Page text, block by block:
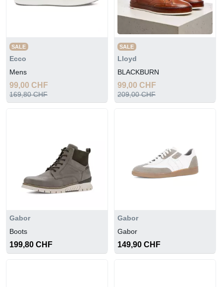
SALE
Ecco
Mens
99,00 CHF
169,80 CHF
SALE
Lloyd
BLACKBURN
99,00 CHF
209,00 CHF
Gabor
Boots
199,80 CHF
Gabor
Gabor
149,90 CHF